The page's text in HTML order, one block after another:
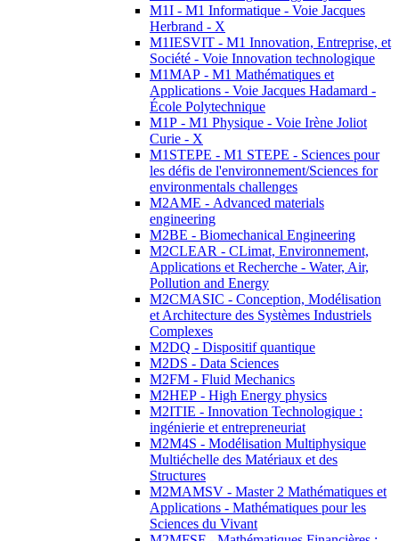
M1I - M1 Informatique - Voie Jacques
Herbrand - X
M1IESVIT - M1 Innovation, Entreprise, et
Société - Voie Innovation technologique
M1MAP - M1 Mathématiques et
Applications - Voie Jacques Hadamard -
École Polytechnique
M1P - M1 Physique - Voie Irène Joliot
Curie - X
M1STEPE - M1 STEPE - Sciences pour
les défis de l'environnement/Sciences for
environmentals challenges
M2AME - Advanced materials
engineering
M2BE - Biomechanical Engineering
M2CLEAR - CLimat, Environnement,
Applications et Recherche - Water, Air,
Pollution and Energy
M2CMASIC - Conception, Modélisation
et Architecture des Systèmes Industriels
Complexes
M2DQ - Dispositif quantique
M2DS - Data Sciences
M2FM - Fluid Mechanics
M2HEP - High Energy physics
M2ITIE - Innovation Technologique :
ingénierie et entrepreneuriat
M2M4S - Modélisation Multiphysique
Multiéchelle des Matériaux et des
Structures
M2MAMSV - Master 2 Mathématiques et
Applications - Mathématiques pour les
Sciences du Vivant